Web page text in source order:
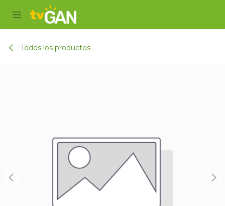
Todos los productos